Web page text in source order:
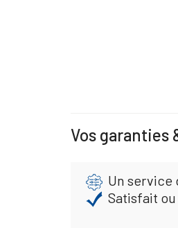
Vos garanties
Un service
Satisfait